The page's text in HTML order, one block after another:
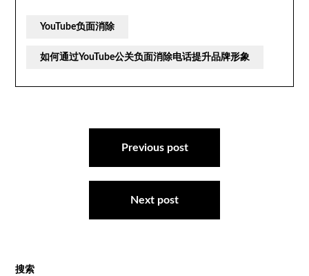
YouTube负面消除
如何通过YouTube公关负面消除电话提升品牌形象
Previous post
Next post
搜索